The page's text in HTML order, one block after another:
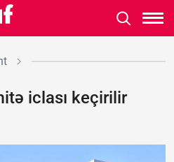
iclası keçirilir